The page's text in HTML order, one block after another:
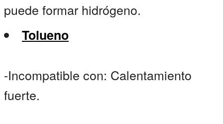
puede formar hidrógeno.
Tolueno
-Incompatible con: Calentamiento
fuerte.